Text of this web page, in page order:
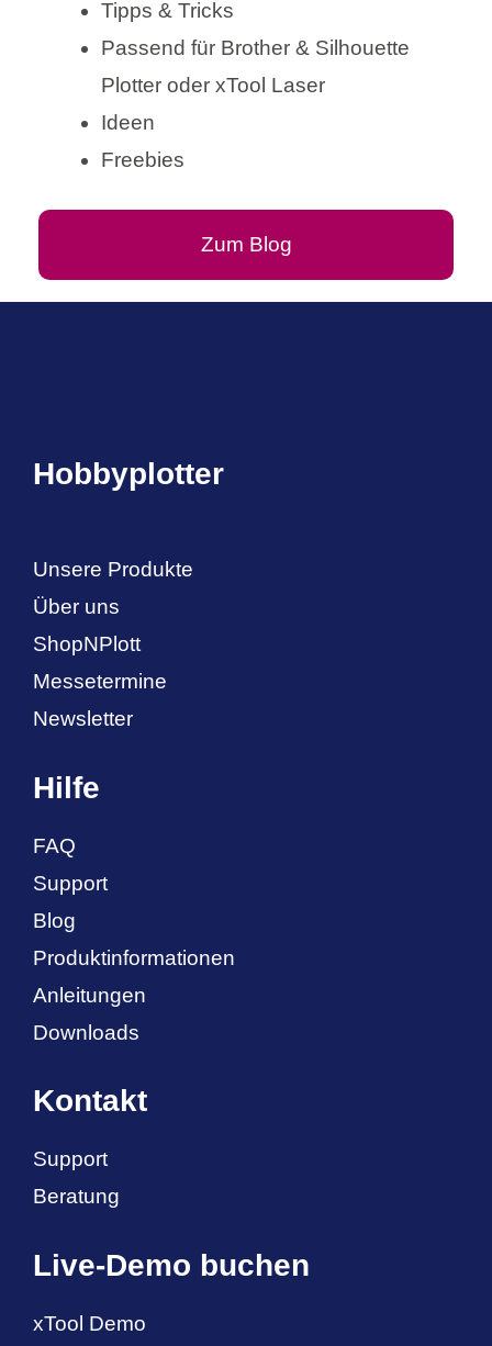
Tipps & Tricks
Passend für Brother & Silhouette
Plotter oder xTool Laser
Ideen
Freebies
Zum Blog
Hobbyplotter
Unsere Produkte
Über uns
ShopNPlott
Messetermine
Newsletter
Hilfe
FAQ
Support
Blog
Produktinformationen
Anleitungen
Downloads
Kontakt
Support
Beratung
Live-Demo buchen
xTool Demo